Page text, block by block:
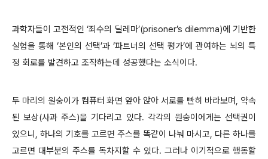
과학자들이 고전적인 ‘죄수의 딜레마’(prisoner’s dilemma)에 기반한
실험을 통해 ‘본인의 선택’과 ‘파트너의 선택 평가’에 관여하는 뇌의 특
정 회로를 발견하고 조작하는데 성공했다는 소식이다.
두 마리의 원숭이가 컴퓨터 화면 앞아 앉아 서로를 빤히 바라보며, 약속
된 보상(사과 주스)을 기다리고 있다. 각각의 원숭이에게는 선택권이
있으니, 하나의 기호를 고르면 주스를 똑같이 나눠 마시고, 다른 하나를
고르면 대부분의 주스를 독차지할 수 있다. 그러나 이기적으로 행동할